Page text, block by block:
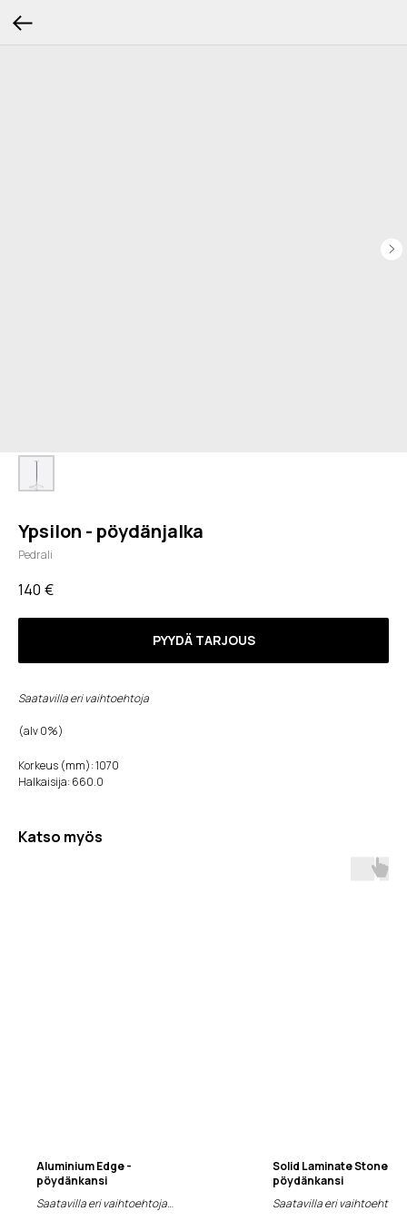
Ypsilon - pöydänjalka
Pedrali
140 €
PYYDÄ TARJOUS
Saatavilla eri vaihtoehtoja
(alv 0%)
Korkeus (mm): 1070
Halkaisija: 660.0
Katso myös
Aluminium Edge -
pöydänkansi
Saatavilla eri vaihtoehtoja
Solid Laminate Stone
pöydänkansi
Saatavilla eri vaihtoehtoja